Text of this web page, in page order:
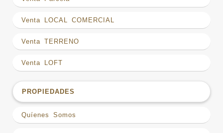
Venta LOCAL COMERCIAL
Venta TERRENO
Venta LOFT
PROPIEDADES
Quíenes Somos